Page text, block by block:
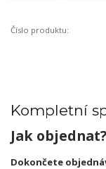
Číslo produktu:
Kompletní
Jak objednat?
Dokončete